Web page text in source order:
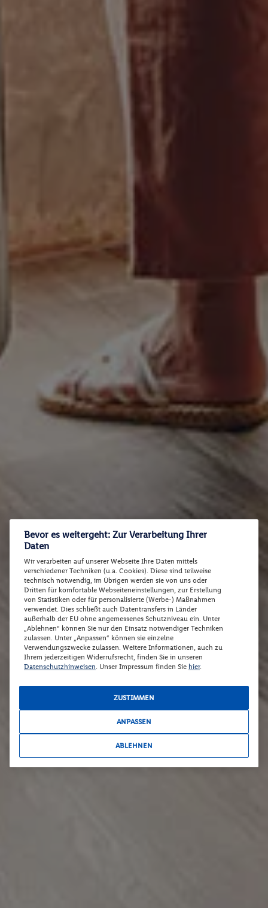
Bevor es weitergeht: Zur Verarbeitung Ihrer
Daten
Wir verarbeiten auf unserer Webseite Ihre Daten mittels
verschiedener Techniken (u.a. Cookies). Diese sind teilweise
technisch notwendig, im Übrigen werden sie von uns oder
Dritten für komfortable Webseiteneinstellungen, zur Erstellung
von Statistiken oder für personalisierte (Werbe-) Maßnahmen
verwendet. Dies schließt auch Datentransfers in Länder
außerhalb der EU ohne angemessenes Schutzniveau ein. Unter
„Ablehnen“ können Sie nur den Einsatz notwendiger Techniken
zulassen. Unter „Anpassen“ können sie einzelne
Verwendungszwecke zulassen. Weitere Informationen, auch zu
Ihrem jederzeitigen Widerrufsrecht, finden Sie in unseren
Datenschutzhinweisen . Unser Impressum finden Sie hier.
ZUSTIMMEN
ANPASSEN
ABLEHNEN